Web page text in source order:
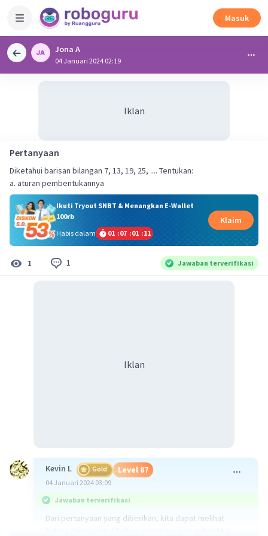
Masuk
Jona A
04 Januari 2024 02:19
Iklan
Pertanyaan
Diketahui barisan bilangan 7, 13, 19, 25, .... Tentukan:
a. aturan pembentukannya
Ikuti Tryout SNBT & Menangkan E-Wallet
100rb
Habis dalam
01 :07 :01 :11
Klaim
1 1 Jawaban terverifikasi
Iklan
Kevin L Gold Level 87
04 Januari 2024 03:09
Jawaban terverifikasi
Dari pertanyaan yang diberikan, kita dapat melihat